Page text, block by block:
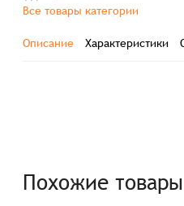
Все товары категории
Описание Характеристики
Похожие товары